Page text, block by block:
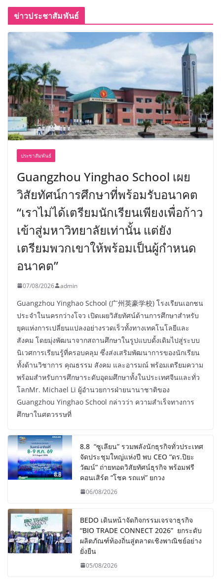
ข่าวประชาสัมพันธ์
ประชาสัมพันธ์
Guangzhou Yinghao School เผย
วิสัยทัศน์การศึกษาที่พร้อมรับอนาคต
“เราไม่ได้เตรียมนักเรียนเพียงเพื่อก้าว
เข้าสู่มหาวิทยาลัยเท่านั้น แต่ยัง
เตรียมพวกเขาให้พร้อมเป็นผู้กำหนด
อนาคต”
07/08/2026 admin
Guangzhou Yinghao School (广州英豪学校) โรงเรียนเอกชน
ประจำในนครกว่างโจว เปิดเผยวิสัยทัศน์ด้านการศึกษาสำหรับ
ยุคแห่งการเปลี่ยนแปลงอย่างรวดเร็วทั้งทางเทคโนโลยีและ
สังคม โดยมุ่งพัฒนาจากสถานศึกษาในรูปแบบดั้งเดิมไปสู่ระบบ
นิเวศการเรียนรู้ที่ครอบคลุม ซึ่งส่งเสริมพัฒนาการของนักเรียน
ทั้งด้านวิชาการ คุณธรรม สังคม และอารมณ์ พร้อมเตรียมความ
พร้อมสำหรับการศึกษาระดับอุดมศึกษาทั้งในประเทศจีนและทั่ว
โลกMr. Michael Li ผู้อำนวยการฝ่ายนานาชาติของ
Guangzhou Yinghao School กล่าวว่า ความสำเร็จทางการ
ศึกษาในศตวรรษที่
8.8 “ซูเลียน” รวมพลังนักธุรกิจทั่วประเทศ
จัดประชุมใหญ่แห่งปี พบ CEO “ดร.ปิยะ
วัฒน์” ถ่ายทอดวิสัยทัศน์ธุรกิจ พร้อมฟรี
คอนเสิร์ต “โชค รถแห่” ยกวง
06/08/2026
BEDO เดินหน้าจัดกิจกรรมเจรจาธุรกิจ
“BIO TRADE CONNECT 2026” ยกระดับ
ผลิตภัณฑ์ท้องถิ่นสู่ตลาดเชิงพาณิชย์อย่าง
ยั่งยืน
05/08/2026